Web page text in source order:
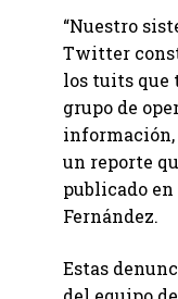
“Nuestro
Twitter
los tuits que
grupo de
un reporte
publicado en
Fernández.
Estas